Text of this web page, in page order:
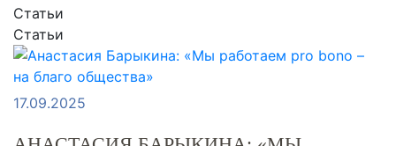
Статьи
Статьи
17.09.2025